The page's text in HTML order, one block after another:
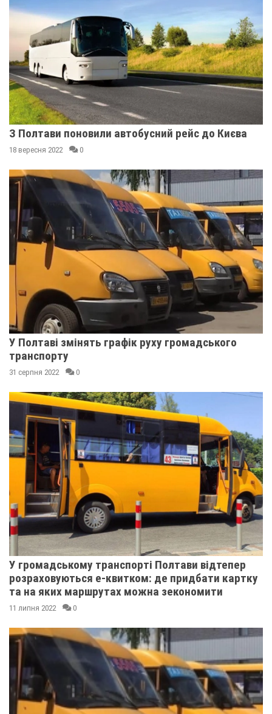
З Полтави поновили автобусний рейс до Києва
18 вересня 2022 0
У Полтаві змінять графік руху громадського
транспорту
31 серпня 2022 0
У громадському транспорті Полтави відтепер
розраховуються е-квитком: де придбати картку
та на яких маршрутах можна зекономити
11 липня 2022 0